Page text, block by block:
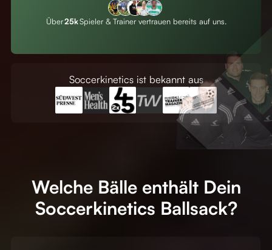
Über25kSpieler & Trainer vertrauen bereits auf uns.
Soccerkinetics ist bekannt aus
Welche Bälle enthält Dein
Soccerkinetics Ballsack?